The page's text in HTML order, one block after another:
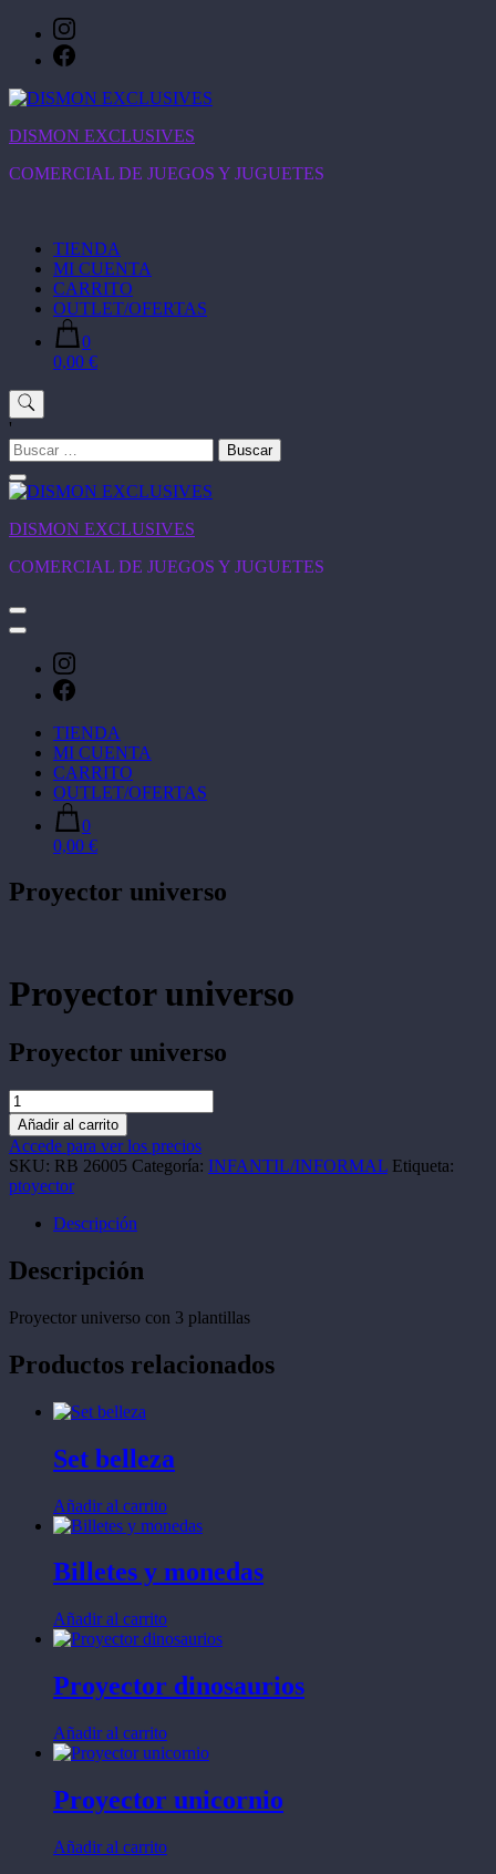
contenido
DISMON EXCLUSIVES
COMERCIAL DE JUEGOS Y JUGUETES
TIENDA
MI CUENTA
CARRITO
OUTLET/OFERTAS
0
0,00 €
'
Buscar:
DISMON EXCLUSIVES
COMERCIAL DE JUEGOS Y JUGUETES
TIENDA
MI CUENTA
CARRITO
OUTLET/OFERTAS
0
0,00 €
Proyector universo
Proyector universo
Proyector universo
Proyector
universo
cantidad
Añadir al carrito
Accede para ver los precios
SKU: RB 26005 Categoría: INFANTIL/INFORMAL Etiqueta:
ptoyector
Descripción
Descripción
Proyector universo con 3 plantillas
Productos relacionados
Set belleza
Añadir al carrito
Billetes y monedas
Añadir al carrito
Proyector dinosaurios
Añadir al carrito
Proyector unicornio
Añadir al carrito